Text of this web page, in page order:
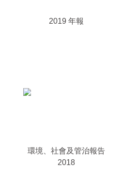
2019 年報
環境、社會及管治報告
2018